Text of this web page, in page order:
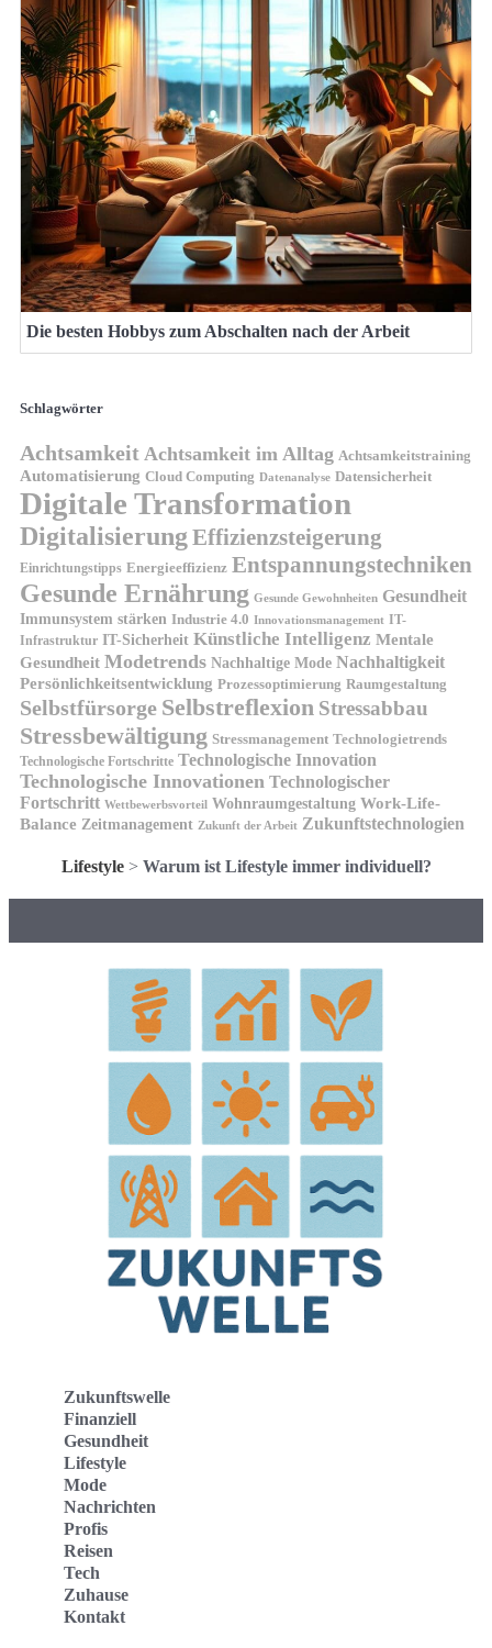
Die besten Hobbys zum Abschalten nach der Arbeit
Schlagwörter
Achtsamkeit Achtsamkeit im Alltag Achtsamkeitstraining
Automatisierung Cloud Computing Datenanalyse Datensicherheit
Digitale Transformation
Digitalisierung Effizienzsteigerung
Einrichtungstipps Energieeffizienz Entspannungstechniken
Gesunde Ernährung Gesunde Gewohnheiten Gesundheit
Immunsystem stärken Industrie 4.0 Innovationsmanagement IT-
Infrastruktur IT-Sicherheit Künstliche Intelligenz Mentale
Gesundheit Modetrends Nachhaltige Mode Nachhaltigkeit
Persönlichkeitsentwicklung Prozessoptimierung Raumgestaltung
Selbstfürsorge Selbstreflexion Stressabbau
Stressbewältigung Stressmanagement Technologietrends
Technologische Fortschritte Technologische Innovation
Technologische Innovationen Technologischer
Fortschritt Wettbewerbsvorteil Wohnraumgestaltung Work-Life-
Balance Zeitmanagement Zukunft der Arbeit Zukunftstechnologien
Lifestyle> Warum ist Lifestyle immer individuell?
Zukunftswelle
Finanziell
Gesundheit
Lifestyle
Mode
Nachrichten
Profis
Reisen
Tech
Zuhause
Kontakt